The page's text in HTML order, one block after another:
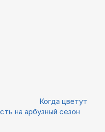
Когда цветут
на арбузный сезон